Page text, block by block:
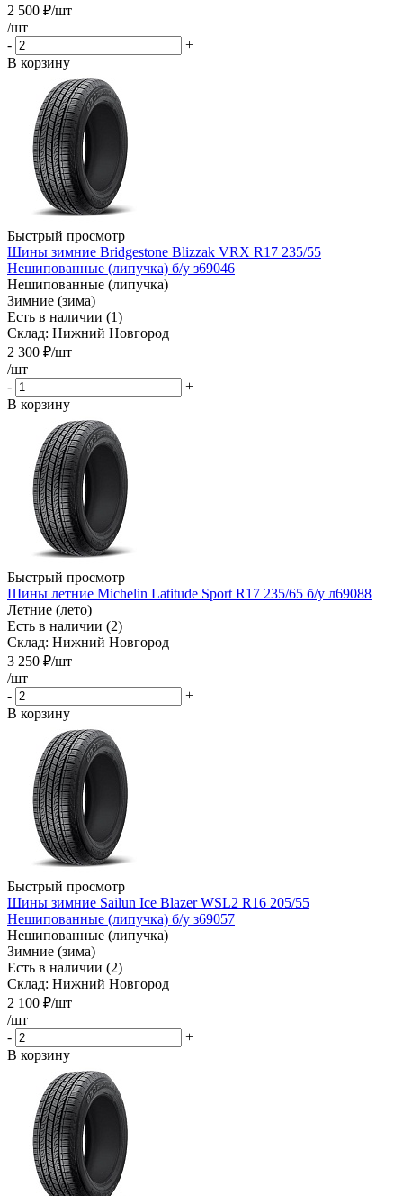
2 500 ₽/шт
/шт
-
+
В корзину
Быстрый просмотр
Шины зимние Bridgestone Blizzak VRX R17 235/55
Нешипованные (липучка) б/у з69046
Нешипованные (липучка)
Зимние (зима)
Есть в наличии (1)
Склад: Нижний Новгород
2 300 ₽/шт
/шт
-
+
В корзину
Быстрый просмотр
Шины летние Michelin Latitude Sport R17 235/65 б/у л69088
Летние (лето)
Есть в наличии (2)
Склад: Нижний Новгород
3 250 ₽/шт
/шт
-
+
В корзину
Быстрый просмотр
Шины зимние Sailun Ice Blazer WSL2 R16 205/55
Нешипованные (липучка) б/у з69057
Нешипованные (липучка)
Зимние (зима)
Есть в наличии (2)
Склад: Нижний Новгород
2 100 ₽/шт
/шт
-
+
В корзину